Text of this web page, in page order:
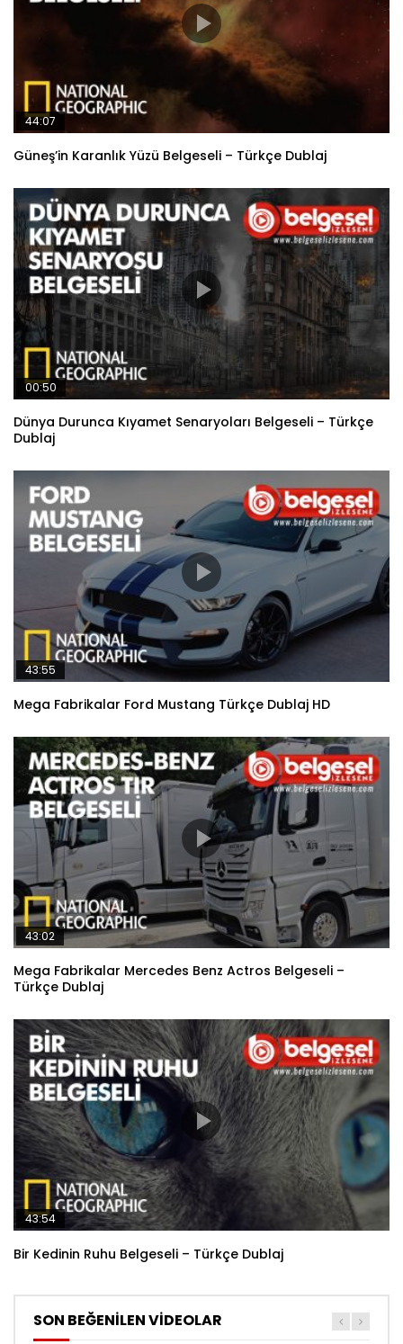
44:07
Güneş’in Karanlık Yüzü Belgeseli – Türkçe Dublaj
00:50
Dünya Durunca Kıyamet Senaryoları Belgeseli – Türkçe
Dublaj
43:55
Mega Fabrikalar Ford Mustang Türkçe Dublaj HD
43:02
Mega Fabrikalar Mercedes Benz Actros Belgeseli –
Türkçe Dublaj
43:54
Bir Kedinin Ruhu Belgeseli – Türkçe Dublaj
SON BEĞENİLEN VİDEOLAR